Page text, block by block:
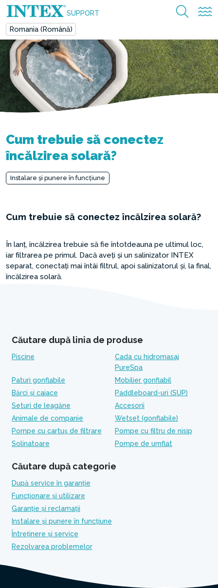
SUPPORT
Romania (Română)
Cum trebuie să conectez
încălzirea solară?
Instalare și punere în funcțiune
Cum trebuie să conectez încălzirea solară?
În lanț, încălzirea trebuie să fie întotdeauna pe ultimul loc,
iar filtrarea pe primul. Dacă aveți și un salinizator INTEX
separat, conectați mai întâi filtrul, apoi salinizatorul și, la final,
încălzirea solară.
Căutare după linia de produse
Piscine
Cada cu hidromasaj
PureSpa
Paturi gonflabile
Mobilier gonflabil
Bărci și caiace
Paddleboard-uri (SUP)
Seturi de leagăne
Accesorii
Animale de companie
Wetset (gonflabile)
Pompe cu cartuș de filtrare
Pompe cu filtru de nisip
Solinatoare
Pompe de umflat
Căutare după categorie
După service în garanție
Funcționare și utilizare
Garanție și reclamații
Instalare și punere în funcțiune
Întreținere și service
Rezolvarea problemelor